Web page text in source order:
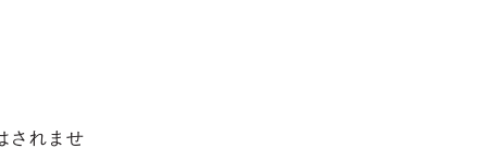
されませ